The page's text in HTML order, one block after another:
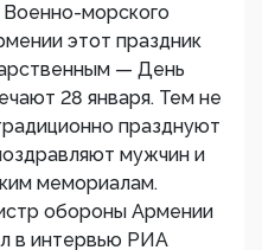
морского
этот праздник
— День
28 января. Тем не
празднуют
мужчин и
мемориалам.
обороны Армении
в интервью РИА